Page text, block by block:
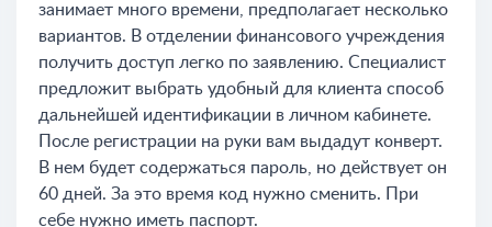
занимает много времени, предполагает несколько
вариантов. В отделении финансового учреждения
получить доступ легко по заявлению. Специалист
предложит выбрать удобный для клиента способ
дальнейшей идентификации в личном кабинете.
После регистрации на руки вам выдадут конверт.
В нем будет содержаться пароль, но действует он
60 дней. За это время код нужно сменить. При
себе нужно иметь паспорт.